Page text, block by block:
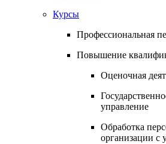
Курсы
Профессиональная
Повышение
Оценочная
управление
Обработка
организации с